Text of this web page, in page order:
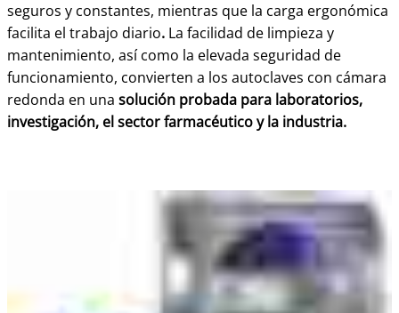
seguros y constantes, mientras que la carga ergonómica
facilita el trabajo diario. La facilidad de limpieza y
mantenimiento, así como la elevada seguridad de
funcionamiento, convierten a los autoclaves con cámara
redonda en una solución probada para laboratorios,
investigación, el sector farmacéutico y la industria.